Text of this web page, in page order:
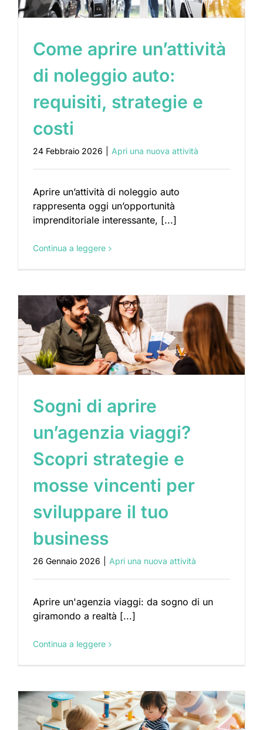
Come aprire un’attività
di noleggio auto:
requisiti, strategie e
costi
24 Febbraio 2026 Apri una nuova attività
Aprire un’attività di noleggio auto
rappresenta oggi un’opportunità
imprenditoriale interessante, [...]
Continua a leggere
Sogni di aprire
un’agenzia viaggi?
Scopri strategie e
mosse vincenti per
sviluppare il tuo
business
26 Gennaio 2026 Apri una nuova attività
Aprire un'agenzia viaggi: da sogno di un
giramondo a realtà [...]
Continua a leggere